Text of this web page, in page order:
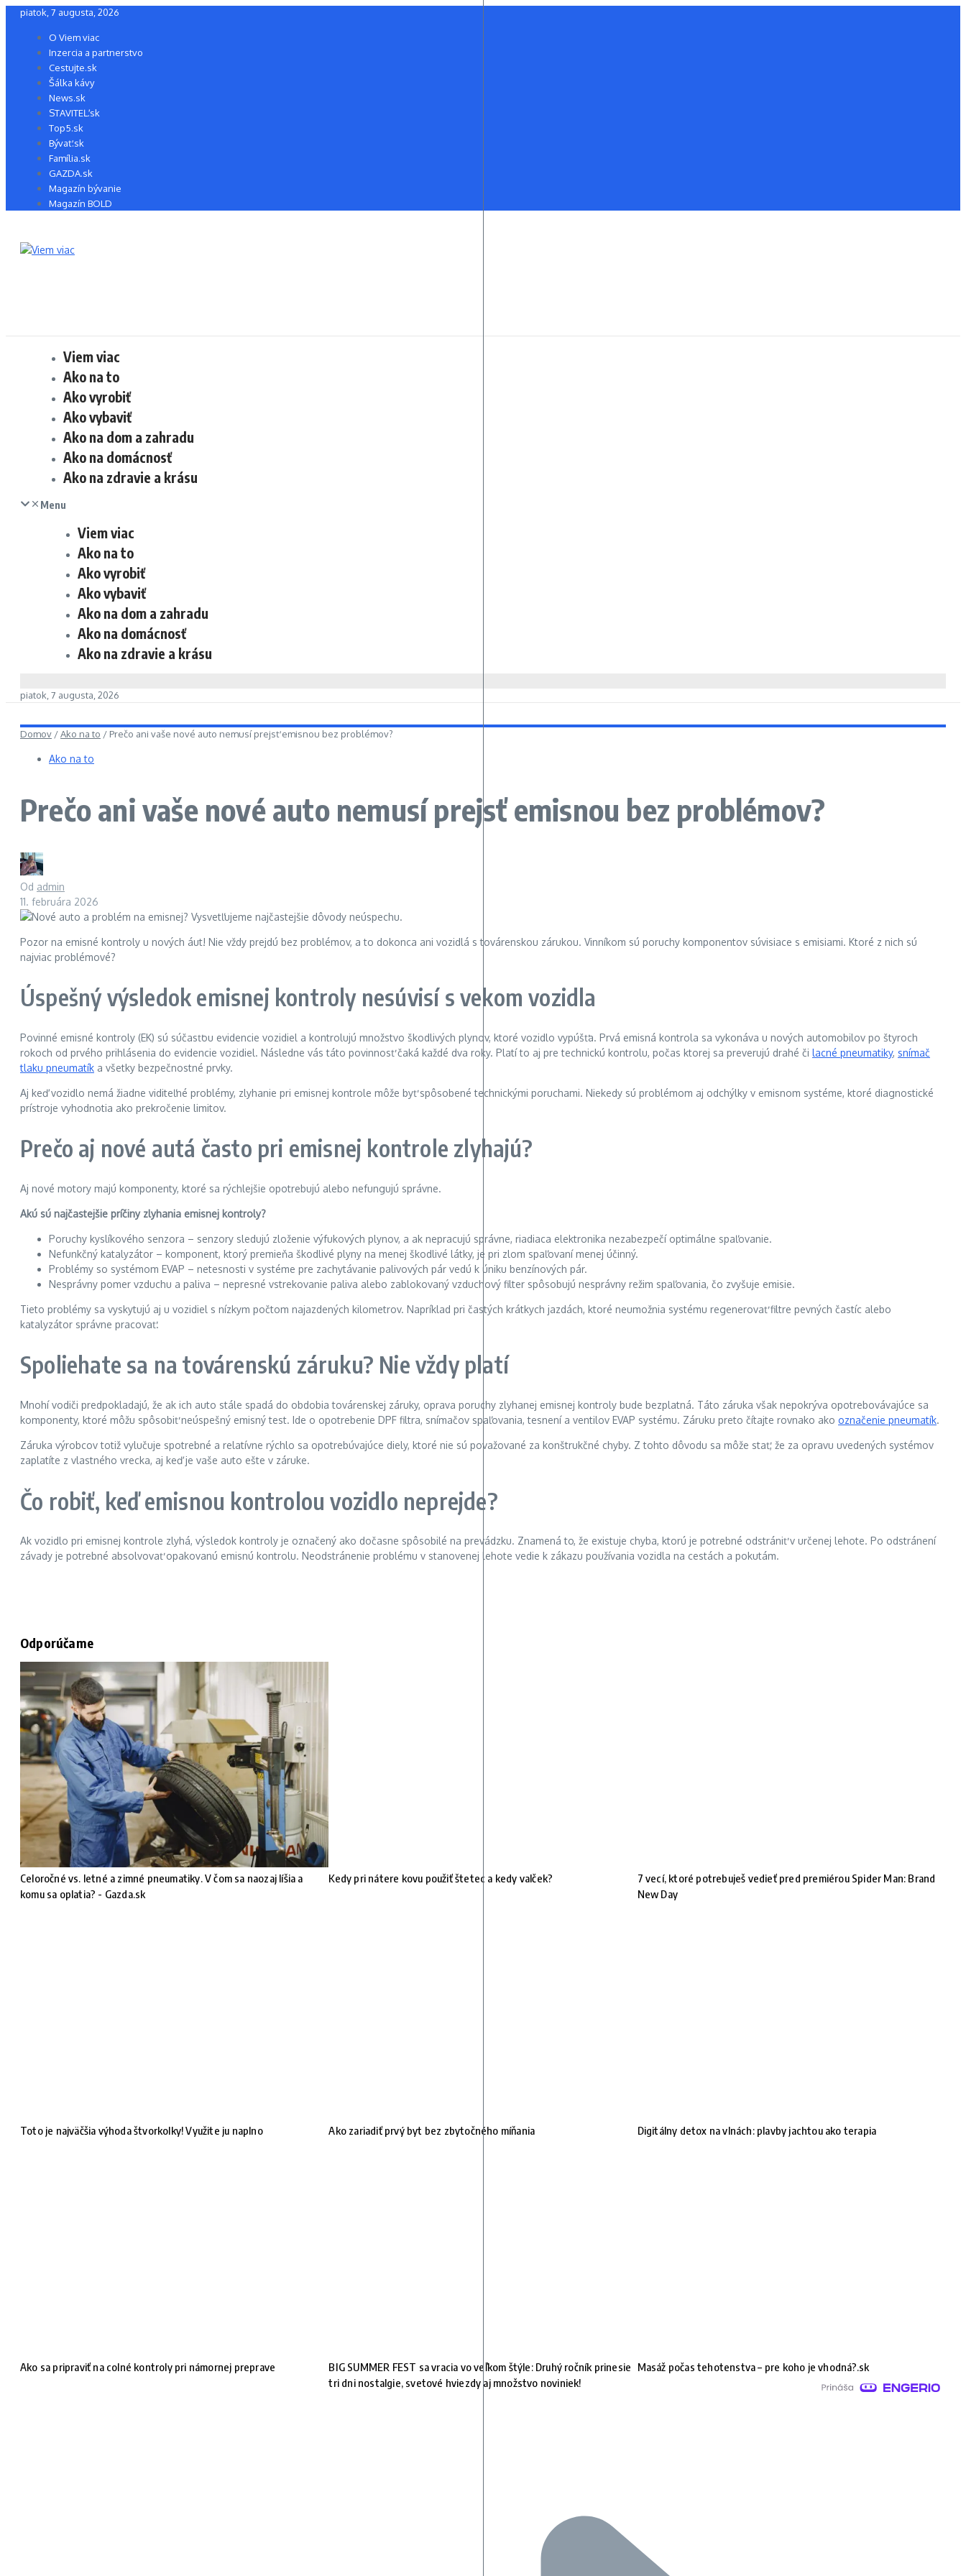
Preskočiť
piatok, 7 augusta, 2026
O Viem viac
Inzercia a partnerstvo
Cestujte.sk
Šálka kávy
News.sk
STAVITEĽ.sk
Top5.sk
Bývať.sk
Família.sk
GAZDA.sk
Magazín bývanie
Magazín BOLD
Viem viac
Ako na to
Ako vyrobiť
Ako vybaviť
Ako na dom a zahradu
Ako na domácnosť
Ako na zdravie a krásu
Menu
Viem viac
Ako na to
Ako vyrobiť
Ako vybaviť
Ako na dom a zahradu
Ako na domácnosť
Ako na zdravie a krásu
piatok, 7 augusta, 2026
Domov /Ako na to / Prečo ani vaše nové auto nemusí prejsť emisnou bez problémov?
Ako na to
Prečo ani vaše nové auto nemusí prejsť emisnou bez problémov?
Od admin
11. februára 2026
Pozor na emisné kontroly u nových áut! Nie vždy prejdú bez problémov, a to dokonca ani vozidlá s továrenskou zárukou. Vinníkom sú poruchy komponentov súvisiace s emisiami. Ktoré z nich sú
najviac problémové?
Úspešný výsledok emisnej kontroly nesúvisí s vekom vozidla
Povinné emisné kontroly (EK) sú súčasťou evidencie vozidiel a kontrolujú množstvo škodlivých plynov, ktoré vozidlo vypúšťa. Prvá emisná kontrola sa vykonáva u nových automobilov po štyroch
rokoch od prvého prihlásenia do evidencie vozidiel. Následne vás táto povinnosť čaká každé dva roky. Platí to aj pre technickú kontrolu, počas ktorej sa preverujú drahé či lacné pneumatiky, snímač
tlaku pneumatík a všetky bezpečnostné prvky.
Aj keď vozidlo nemá žiadne viditeľné problémy, zlyhanie pri emisnej kontrole môže byť spôsobené technickými poruchami. Niekedy sú problémom aj odchýlky v emisnom systéme, ktoré diagnostické
prístroje vyhodnotia ako prekročenie limitov.
Prečo aj nové autá často pri emisnej kontrole zlyhajú?
Aj nové motory majú komponenty, ktoré sa rýchlejšie opotrebujú alebo nefungujú správne.
Akú sú najčastejšie príčiny zlyhania emisnej kontroly?
Poruchy kyslíkového senzora – senzory sledujú zloženie výfukových plynov, a ak nepracujú správne, riadiaca elektronika nezabezpečí optimálne spaľovanie.
Nefunkčný katalyzátor – komponent, ktorý premieňa škodlivé plyny na menej škodlivé látky, je pri zlom spaľovaní menej účinný.
Problémy so systémom EVAP – netesnosti v systéme pre zachytávanie palivových pár vedú k úniku benzínových pár.
Nesprávny pomer vzduchu a paliva – nepresné vstrekovanie paliva alebo zablokovaný vzduchový filter spôsobujú nesprávny režim spaľovania, čo zvyšuje emisie.
Tieto problémy sa vyskytujú aj u vozidiel s nízkym počtom najazdených kilometrov. Napríklad pri častých krátkych jazdách, ktoré neumožnia systému regenerovať filtre pevných častíc alebo
katalyzátor správne pracovať.
Spoliehate sa na továrenskú záruku? Nie vždy platí
Mnohí vodiči predpokladajú, že ak ich auto stále spadá do obdobia továrenskej záruky, oprava poruchy zlyhanej emisnej kontroly bude bezplatná. Táto záruka však nepokrýva opotrebovávajúce sa
komponenty, ktoré môžu spôsobiť neúspešný emisný test. Ide o opotrebenie DPF filtra, snímačov spaľovania, tesnení a ventilov EVAP systému. Záruku preto čítajte rovnako ako označenie pneumatík.
Záruka výrobcov totiž vylučuje spotrebné a relatívne rýchlo sa opotrebúvajúce diely, ktoré nie sú považované za konštrukčné chyby. Z tohto dôvodu sa môže stať, že za opravu uvedených systémov
zaplatíte z vlastného vrecka, aj keď je vaše auto ešte v záruke.
Čo robiť, keď emisnou kontrolou vozidlo neprejde?
Ak vozidlo pri emisnej kontrole zlyhá, výsledok kontroly je označený ako dočasne spôsobilé na prevádzku. Znamená to, že existuje chyba, ktorú je potrebné odstrániť v určenej lehote. Po odstránení
závady je potrebné absolvovať opakovanú emisnú kontrolu. Neodstránenie problému v stanovenej lehote vedie k zákazu používania vozidla na cestách a pokutám.
Odporúčame
Celoročné vs. letné a zimné pneumatiky. V čom sa naozaj líšia a
komu sa oplatia? - Gazda.sk
Kedy pri nátere kovu použiť štetec a kedy valček?
7 vecí, ktoré potrebuješ vedieť pred premiérou Spider Man: Brand
New Day
Toto je najväčšia výhoda štvorkolky! Využite ju naplno Ako zariadiť prvý byt bez zbytočného míňania Digitálny detox na vlnách: plavby jachtou ako terapia
Ako sa pripraviť na colné kontroly pri námornej preprave
BIG SUMMER FEST sa vracia vo veľkom štýle: Druhý ročník prinesie
tri dni nostalgie, svetové hviezdy aj množstvo noviniek!
Masáž počas tehotenstva – pre koho je vhodná?.sk